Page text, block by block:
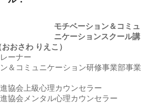
モチベーション＆コミュ
ニケーションスクール講
おさわ りえこ）
ーナー
＆コミュニケーション研修事業部事業
協会上級心理カウンセラー
協会メンタル心理カウンセラー